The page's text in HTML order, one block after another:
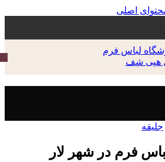
اصلی
جلیقه
فرم در شهر لار